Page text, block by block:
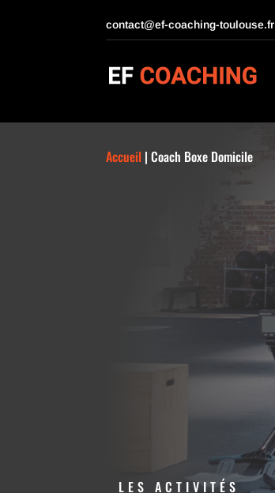
contact@ef-coaching-toulouse.fr
Accueil |Coach Boxe Domicile
LES ACTIVITÉS